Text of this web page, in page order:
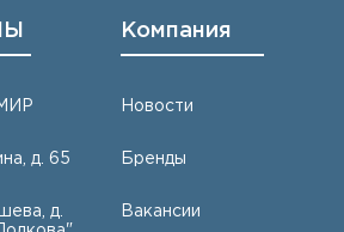
д. 65
д.
Компания
Новости
Бренды
Вакансии